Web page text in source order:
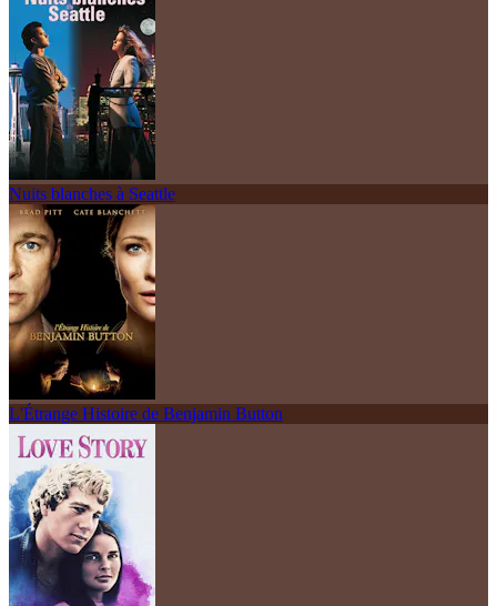
Nuits blanches à Seattle
L'Étrange Histoire de Benjamin Button